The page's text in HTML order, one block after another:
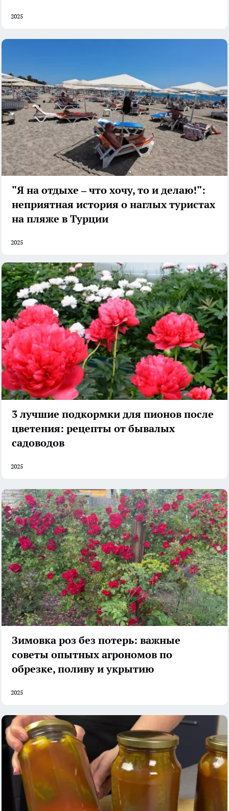
2025
"Я на отдыхе – что хочу, то и делаю!":
неприятная история о наглых туристах
на пляже в Турции
2025
3 лучшие подкормки для пионов после
цветения: рецепты от бывалых
садоводов
2025
Зимовка роз без потерь: важные
советы опытных агрономов по
обрезке, поливу и укрытию
2025